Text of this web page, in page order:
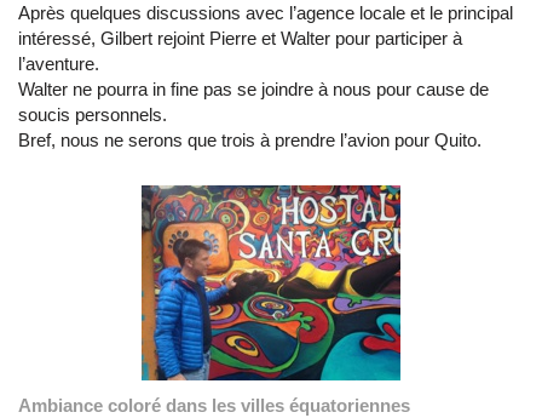
Après quelques discussions avec l’agence locale et le principal
intéressé, Gilbert rejoint Pierre et Walter pour participer à
l’aventure.
Walter ne pourra in fine pas se joindre à nous pour cause de
soucis personnels.
Bref, nous ne serons que trois à prendre l’avion pour Quito.
Ambiance coloré dans les villes équatoriennes